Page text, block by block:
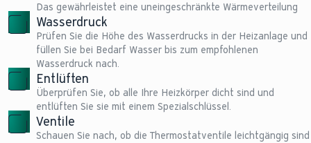
Das gewährleistet eine uneingeschränkte Wärmeverteilung
Wasserdruck
Prüfen Sie die Höhe des Wasserdrucks in der Heizanlage und
füllen Sie bei Bedarf Wasser bis zum empfohlenen
Wasserdruck nach.
Entlüften
Überprüfen Sie, ob alle Ihre Heizkörper dicht sind und
entlüften Sie sie mit einem Spezialschlüssel.
Ventile
Schauen Sie nach, ob die Thermostatventile leichtgängig sind